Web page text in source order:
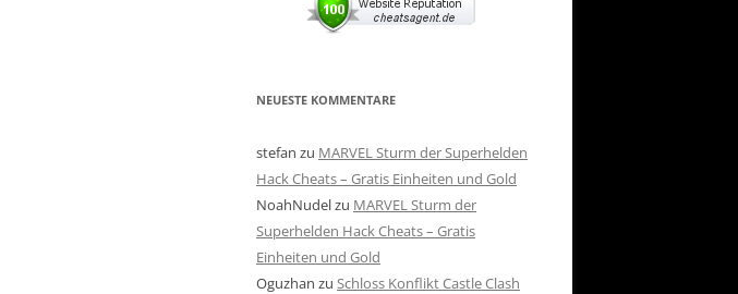
NEUESTE KOMMENTARE
stefan zu MARVEL Sturm der Superhelden
Hack Cheats – Gratis Einheiten und Gold
NoahNudelzu MARVEL Sturm der
Superhelden Hack Cheats – Gratis
Einheiten und Gold
Oguzhan zu Schloss Konflikt Castle Clash